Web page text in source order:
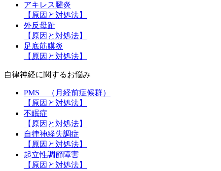
アキレス腱炎
【原因と対処法】
外反母趾
【原因と対処法】
足底筋膜炎
【原因と対処法】
自律神経に関するお悩み
PMS （月経前症候群）
【原因と対処法】
不眠症
【原因と対処法】
自律神経失調症
【原因と対処法】
起立性調節障害
【原因と対処法】